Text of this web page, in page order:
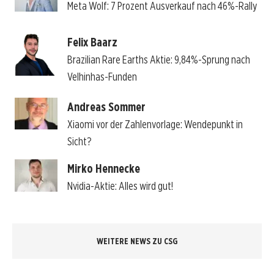
Meta Wolf: 7 Prozent Ausverkauf nach 46%-Rally
Felix Baarz
Brazilian Rare Earths Aktie: 9,84%-Sprung nach
Velhinhas-Funden
Andreas Sommer
Xiaomi vor der Zahlenvorlage: Wendepunkt in
Sicht?
Mirko Hennecke
Nvidia-Aktie: Alles wird gut!
WEITERE NEWS ZU CSG